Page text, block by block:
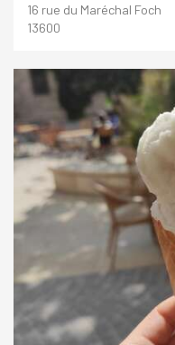
16 rue du Maréchal Foch
13600